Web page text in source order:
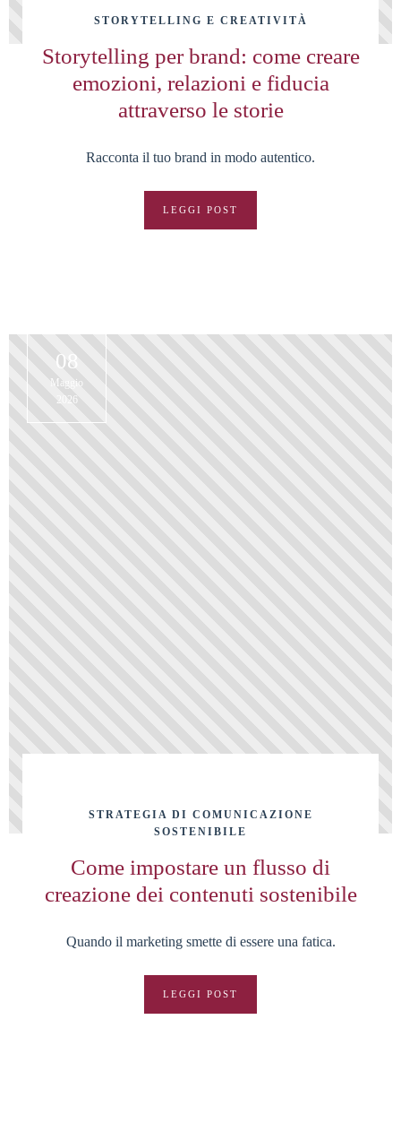
STORYTELLING E CREATIVITÀ
Storytelling per brand: come creare
emozioni, relazioni e fiducia
attraverso le storie
Racconta il tuo brand in modo autentico.
LEGGI POST
08
Maggio
2026
STRATEGIA DI COMUNICAZIONE
SOSTENIBILE
Come impostare un flusso di
creazione dei contenuti sostenibile
Quando il marketing smette di essere una fatica.
LEGGI POST